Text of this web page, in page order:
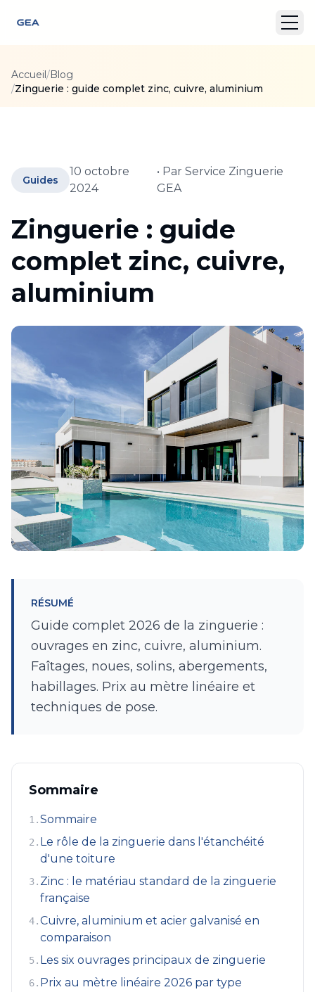
Accueil/Blog
/Zinguerie : guide complet zinc, cuivre, aluminium
Guides
10 octobre
2024
• ParService Zinguerie
GEA
Zinguerie : guide
complet zinc, cuivre,
aluminium
RÉSUMÉ
Guide complet 2026 de la zinguerie :
ouvrages en zinc, cuivre, aluminium.
Faîtages, noues, solins, abergements,
habillages. Prix au mètre linéaire et
techniques de pose.
Sommaire
1 .Sommaire
2 . Le rôle de la zinguerie dans l'étanchéité
d'une toiture
3. Zinc : le matériau standard de la zinguerie
française
4.Cuivre, aluminium et acier galvanisé en
comparaison
5. Les six ouvrages principaux de zinguerie
6. Prix au mètre linéaire 2026 par type